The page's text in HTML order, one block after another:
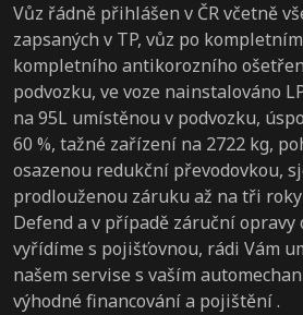
Vůz řádně přihlášen v ČR včetně
zapsaných v TP, vůz po
kompletního antikorozního
podvozku, ve voze nainstalováno
na 95L umístěnou v podvozku,
60 %, tažné zařízení na 2722 kg,
osazenou redukční převodovkou,
prodlouženou záruku až na tři
Defend a v případě záruční opravy
vyřídíme s pojišťovnou, rádi Vám
našem servise s vaším
výhodné financování a pojištění .